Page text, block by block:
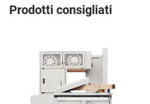
Prodotti consigliati